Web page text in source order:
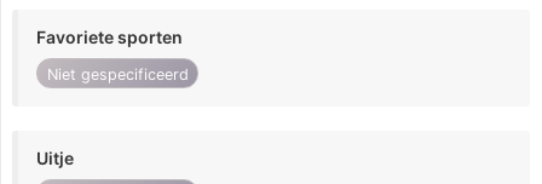
Favoriete sporten
Niet gespecificeerd
Uitje